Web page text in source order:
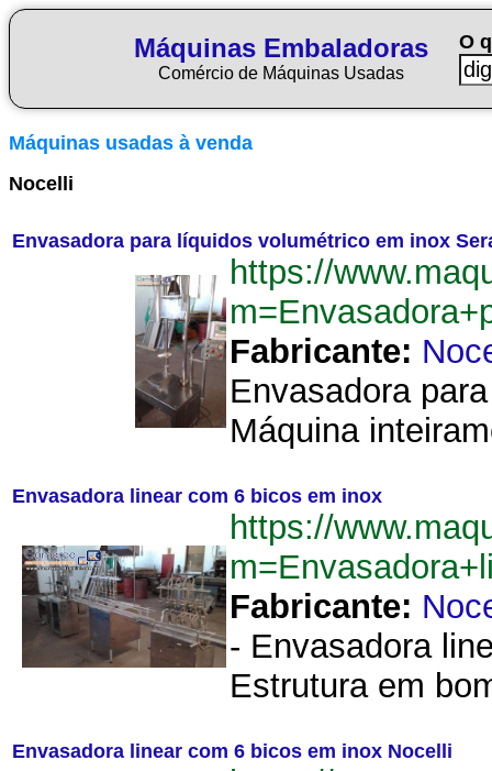
Máquinas Embaladoras
Comércio de Máquinas Usadas
O
Máquinas usadas à venda
Nocelli
Envasadora para líquidos volumétrico em inox
https://
Fabricante:
Envasadora
Máquina
Envasadora linear com 6 bicos em inox
https://
Fabricante:
- Envasadora
Estrutura em
Envasadora linear com 6 bicos em inox Nocelli